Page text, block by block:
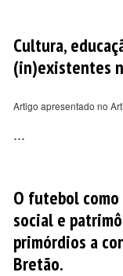
Cultura,
(in)existentes
Artigo apresentado no
...
O futebol
social e
primórdios a
Bretão.